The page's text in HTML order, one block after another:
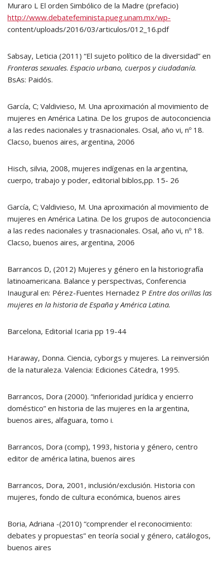
Muraro L El orden Simbólico de la Madre (prefacio)
http://www.debatefeminista.pueg.unam.mx/wp-
content/uploads/2016/03/articulos/012_16.pdf
Sabsay, Leticia (2011) “El sujeto político de la diversidad” en
Fronteras sexuales. Espacio urbano, cuerpos y ciudadanía.
BsAs: Paidós.
García, C; Valdivieso, M. Una aproximación al movimiento de
mujeres en América Latina. De los grupos de autoconciencia
a las redes nacionales y trasnacionales. Osal, año vi, nº 18.
Clacso, buenos aires, argentina, 2006
Hisch, silvia, 2008, mujeres indígenas en la argentina,
cuerpo, trabajo y poder, editorial biblos,pp. 15- 26
García, C; Valdivieso, M. Una aproximación al movimiento de
mujeres en América Latina. De los grupos de autoconciencia
a las redes nacionales y trasnacionales. Osal, año vi, nº 18.
Clacso, buenos aires, argentina, 2006
Barrancos D, (2012) Mujeres y género en la historiografía
latinoamericana. Balance y perspectivas, Conferencia
Inaugural en: Pérez-Fuentes Hernadez P Entre dos orillas las
mujeres en la historia de España y América Latina.
Barcelona, Editorial Icaria pp 19-44
Haraway, Donna. Ciencia, cyborgs y mujeres. La reinversión
de la naturaleza. Valencia: Ediciones Cátedra, 1995.
Barrancos, Dora (2000). “inferioridad jurídica y encierro
doméstico” en historia de las mujeres en la argentina,
buenos aires, alfaguara, tomo i.
Barrancos, Dora (comp), 1993, historia y género, centro
editor de américa latina, buenos aires
Barrancos, Dora, 2001, inclusión/exclusión. Historia con
mujeres, fondo de cultura económica, buenos aires
Boria, Adriana -(2010) “comprender el reconocimiento:
debates y propuestas” en teoría social y género, catálogos,
buenos aires